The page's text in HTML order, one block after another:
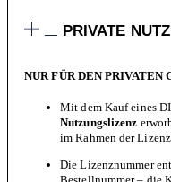
PRIVATE
NUR FÜR DEN PRIVATEN
Mit dem Kauf eines
Nutzungslizenz
im Rahmen der
Die Lizenznummer